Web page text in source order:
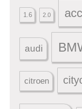
1.6 2.0
audi
citroen